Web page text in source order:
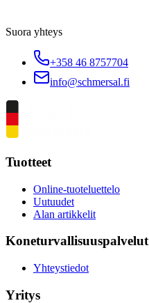
Suora yhteys
+358 46 8757704
info@schmersal.fi
Tuotteet
Online-tuoteluettelo
Uutuudet
Alan artikkelit
Koneturvallisuuspalvelut
Yhteystiedot
Yritys